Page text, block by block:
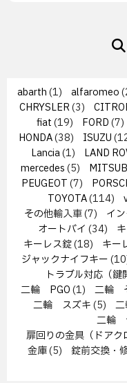
abarth(1) alfaromeo
CHRYSLER(3)
fiat(19) FORD(7)
HONDA(38) ISUZU
Lancia(1) LAND
mercedes(5)
PEUGEOT(7)
TOYOTA(114)
その他輸入車(7) イ
オートバイ (34)
キーレス錠(18) キー
ジャックナイフキー
トラブル対応（鍵
二輪 PGO(1) 二輪
二輪 スズキ(5)
二輪
扉回りの金具（ドアク
金庫(5) 錠前交換・